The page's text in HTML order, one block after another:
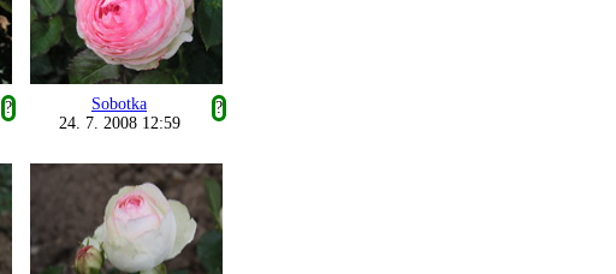
?
Sobotka
?
24. 7. 2008 12:59